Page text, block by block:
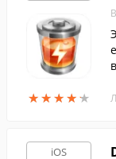
★★★★★
★★★★★
iOS